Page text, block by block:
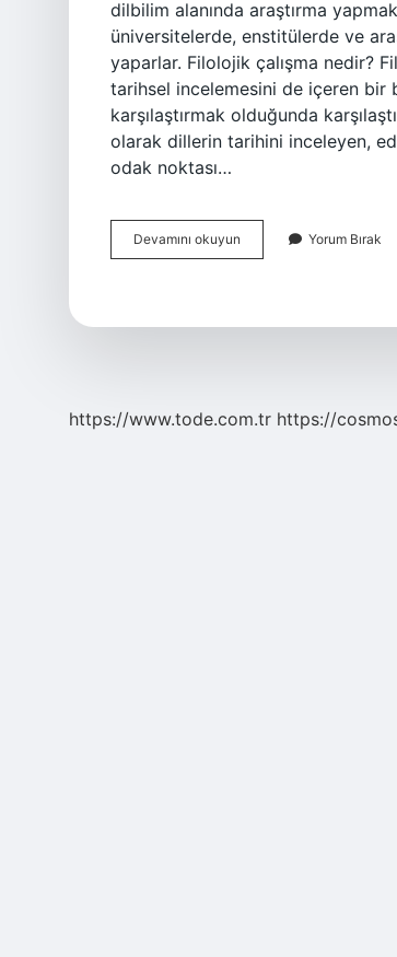
dilbilim alanında araştırma
üniversitelerde, enstitülerde ve
yaparlar. Filolojik çalışma nedir?
tarihsel incelemesini de içeren bir
karşılaştırmak olduğunda
olarak dillerin tarihini inceleyen,
odak noktası…
Devamını okuyun
Bilimi
Yorum Bırak
https://www.tode.com.tr https://